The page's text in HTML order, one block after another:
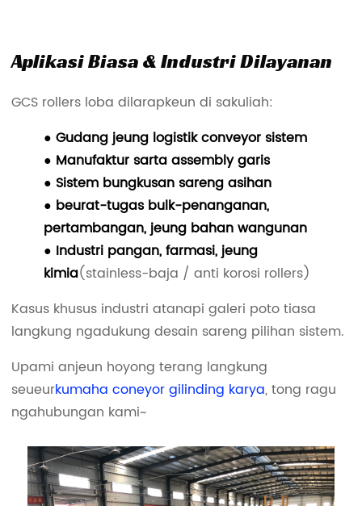
Aplikasi Biasa & Industri Dilayanan
GCS rollers loba dilarapkeun di sakuliah:
● Gudang jeung logistik conveyor sistem
● Manufaktur sarta assembly garis
● Sistem bungkusan sareng asihan
● beurat-tugas bulk-penanganan,
pertambangan, jeung bahan wangunan
● Industri pangan, farmasi, jeung
kimia(stainless-baja / anti korosi rollers)
Kasus khusus industri atanapi galeri poto tiasa
langkung ngadukung desain sareng pilihan sistem.
Upami anjeun hoyong terang langkung
seueurkumaha coneyor gilinding karya, tong ragu
ngahubungan kami~